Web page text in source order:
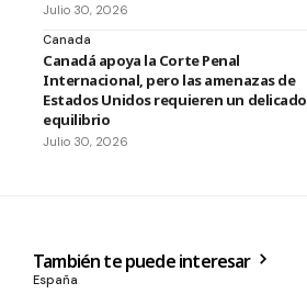
Julio 30, 2026
Canada
Canadá apoya la Corte Penal
Internacional, pero las amenazas de
Estados Unidos requieren un delicado
equilibrio
Julio 30, 2026
También te puede interesar
España